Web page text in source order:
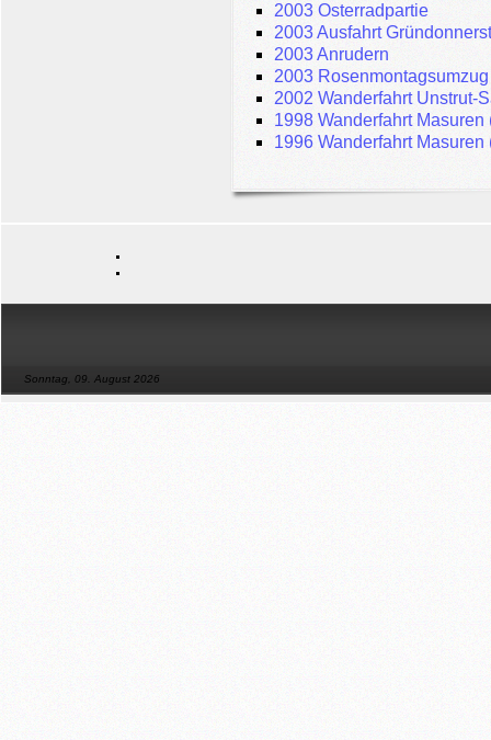
2003 Osterradpartie
2003 Ausfahrt
2003 Anrudern
2003
2002 Wanderfahrt Unstrut-
1998 Wanderfahrt Masuren
1996 Wanderfahrt Masuren
Sonntag, 09. August 2026